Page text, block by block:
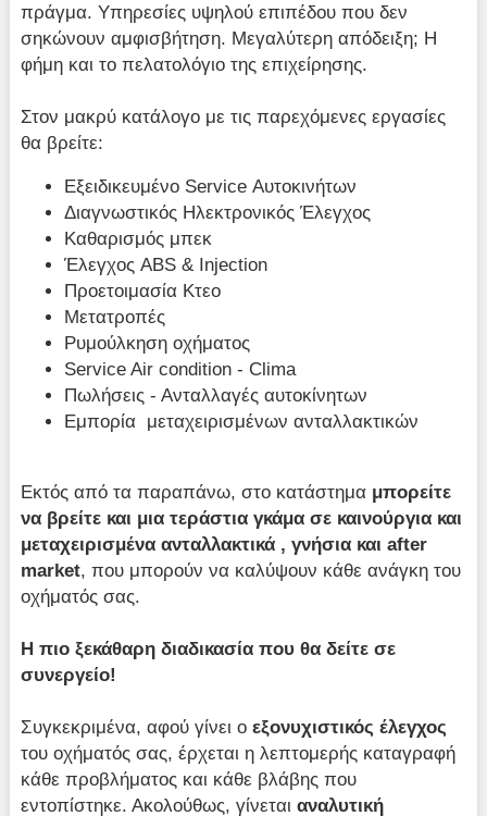
πράγμα. Υπηρεσίες υψηλού επιπέδου που δεν
σηκώνουν αμφισβήτηση. Μεγαλύτερη απόδειξη; Η
φήμη και το πελατολόγιο της επιχείρησης.
Στον μακρύ κατάλογο με τις παρεχόμενες εργασίες
θα βρείτε:
Εξειδικευμένο Service Αυτοκινήτων
Διαγνωστικός Ηλεκτρονικός Έλεγχος
Καθαρισμός μπεκ
Έλεγχος ABS & Injection
Προετοιμασία Κτεο
Μετατροπές
Ρυμούλκηση οχήματος
Service Air condition - Clima
Πωλήσεις - Ανταλλαγές αυτοκίνητων
​Εμπορία μεταχειρισμένων ανταλλακτικών
Εκτός από τα παραπάνω, στο κατάστημα μπορείτε
να βρείτε και μια τεράστια γκάμα σε καινούργια και
μεταχειρισμένα ανταλλακτικά , γνήσια και after
market, που μπορούν να καλύψουν κάθε ανάγκη του
οχήματός σας.
Η πιο ξεκάθαρη διαδικασία που θα δείτε σε
συνεργείο!
Συγκεκριμένα, αφού γίνει οεξονυχιστικός έλεγχος
του οχήματός σας, έρχεται η λεπτομερής καταγραφή
κάθε προβλήματος και κάθε βλάβης που
εντοπίστηκε. Ακολούθως, γίνεται αναλυτική